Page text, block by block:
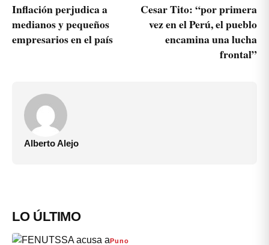
Inflación perjudica a
medianos y pequeños
empresarios en el país
Cesar Tito: “por primera
vez en el Perú, el pueblo
encamina una lucha
frontal”
Alberto Alejo
LO ÚLTIMO
Puno